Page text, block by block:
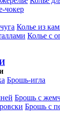
чокер
Колье из
Колье с
Брошь-игла
Брошь с
Брошь с